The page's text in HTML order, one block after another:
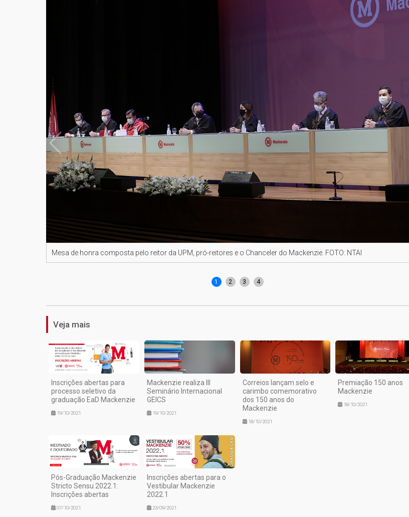
Mesa de honra composta pelo reitor da UPM, pró-reitores e o Chanceler do Mackenzie. FOTO: NTAI
1 2 3 4
Veja mais
Inscrições abertas para
processo seletivo da
graduação EaD Mackenzie
19/10/2021
Mackenzie realiza III
Seminário Internacional
GEICS
19/10/2021
Correios lançam selo e
carimbo comemorativo
dos 150 anos do
Mackenzie
18/10/2021
Premiação 150 anos
Mackenzie
18/10/2021
Pós-Graduação Mackenzie
Stricto Sensu 2022.1:
Inscrições abertas
07/10/2021
Inscrições abertas para o
Vestibular Mackenzie
2022.1
23/09/2021